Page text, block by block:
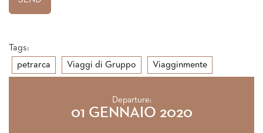
Tags:
petrarca
Viaggi di Gruppo Viagginmente
Departure:
01 GENNAIO 2020